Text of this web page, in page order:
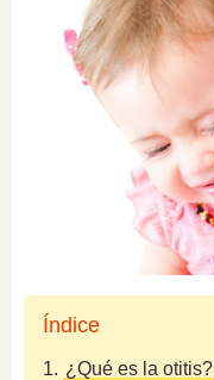
Índice
1. ¿Qué es la otitis?